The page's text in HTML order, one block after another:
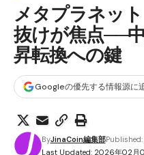
メタプラネッ
抜けが焦点──
昇転換への鍵
Googleの優先する情報源に
Last Updated: 2026年02月
ByJinaCoin編集部